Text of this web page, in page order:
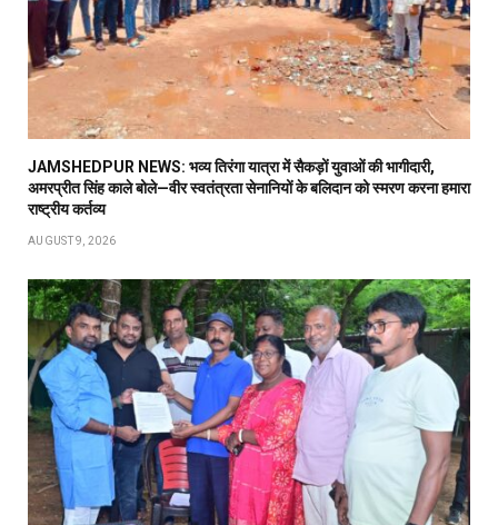
JAMSHEDPUR NEWS: भव्य तिरंगा यात्रा में सैकड़ों युवाओं की भागीदारी,
अमरप्रीत सिंह काले बोले—वीर स्वतंत्रता सेनानियों के बलिदान को स्मरण करना हमारा
राष्ट्रीय कर्तव्य
AUGUST 9, 2026